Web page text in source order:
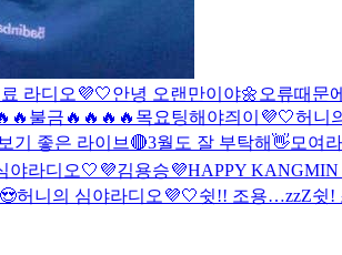
라디오💜🤍안녕 오랜만이야🌼 오류때문
불금🔥🔥🔥🔥 목요팅해야즤이💜🤍허니
기 좋은 라이브🔴3월도 잘 부탁해👋모여
야라디오🤍💜김용승💜HAPPY
허니의 심야라디오💜🤍쉿!! 조용…zzZ쉿!